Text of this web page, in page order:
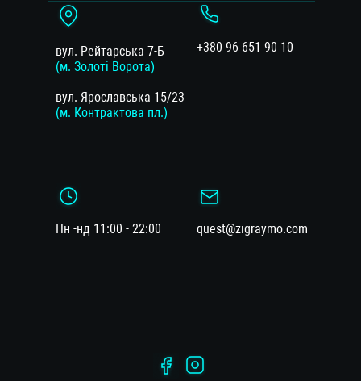
вул. Рейтарська 7-Б
(м. Золоті Ворота)
вул. Ярославська 15/23
(м. Контрактова пл.)
+380 96 651 90 10
Пн -нд 11:00 - 22:00 quest@zigraymo.com